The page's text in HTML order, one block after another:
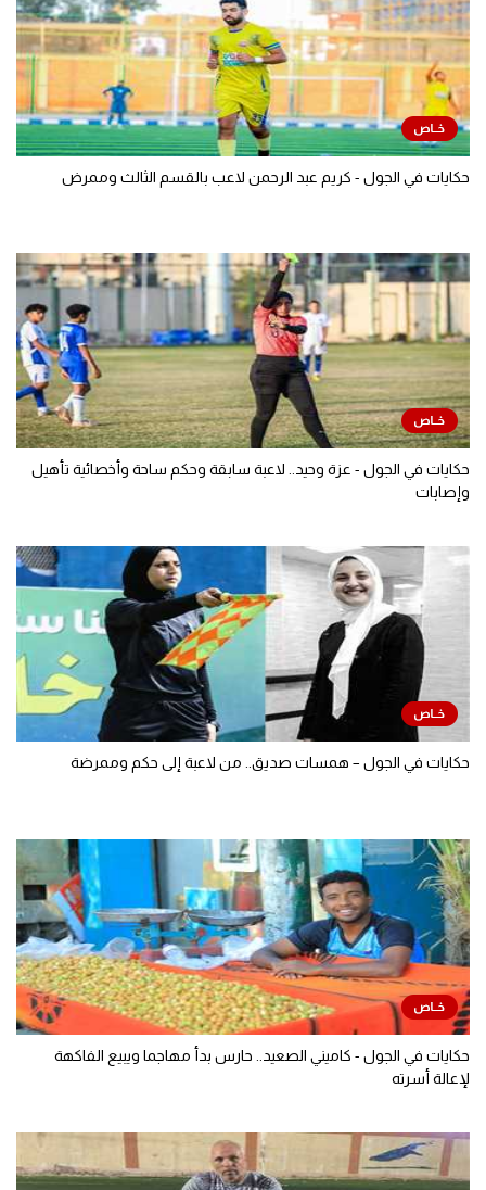
حكايات في الجول - كريم عبد الرحمن لاعب بالقسم الثالث وممرض
حكايات في الجول - عزة وحيد.. لاعبة سابقة وحكم ساحة وأخصائية تأهيل
وإصابات
حكايات في الجول – همسات صديق.. من لاعبة إلى حكم وممرضة
حكايات في الجول - كاميني الصعيد.. حارس بدأ مهاجما ويبيع الفاكهة
لإعالة أسرته